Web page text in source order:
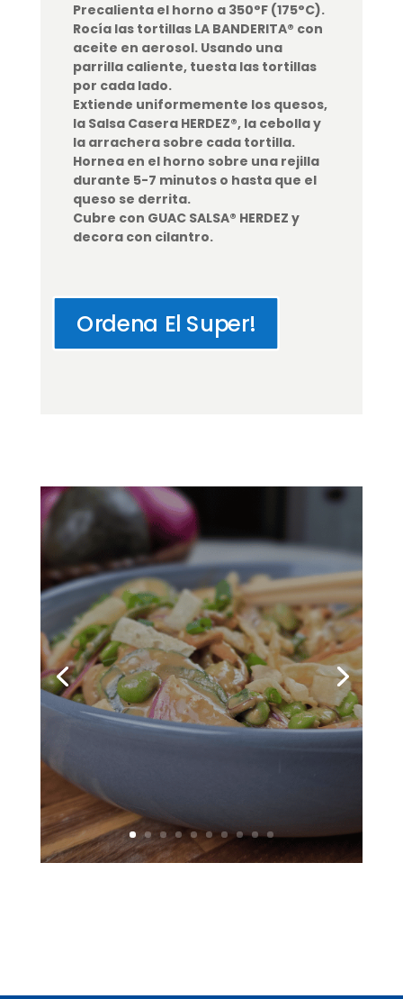
Precalienta el horno a 350°F (175°C).
Rocía las tortillas LA BANDERITA® con
aceite en aerosol. Usando una
parrilla caliente, tuesta las tortillas
por cada lado.
Extiende uniformemente los quesos,
la Salsa Casera HERDEZ®, la cebolla y
la arrachera sobre cada tortilla.
Hornea en el horno sobre una rejilla
durante 5-7 minutos o hasta que el
queso se derrita.
Cubre con GUAC SALSA® HERDEZ y
decora con cilantro.
Ordena El Super!